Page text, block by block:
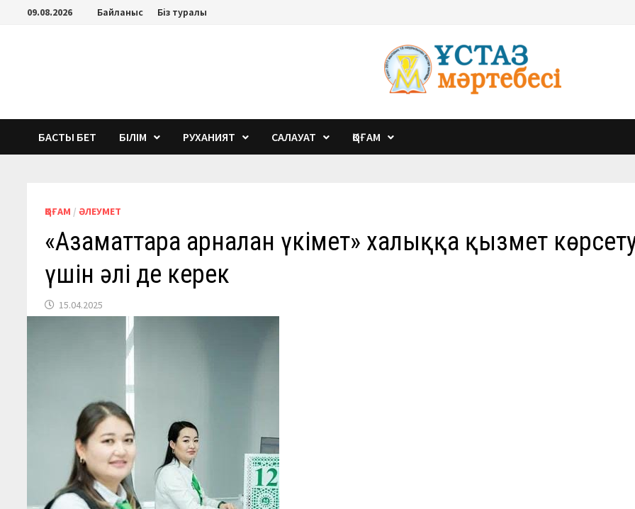
Перейти09.08.2026 Байланыс Біз туралы
БАСТЫ БЕТ БІЛІМ РУХАНИЯТ САЛАУАТ ҚОҒАМ
ҚОҒАМ /ӘЛЕУМЕТ
«Азаматтарға арналған үкімет» халыққа қызмет
үшін әлі де керек
15.04.2025